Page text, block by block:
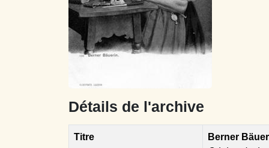
Détails de l'archive
Titre
Berner